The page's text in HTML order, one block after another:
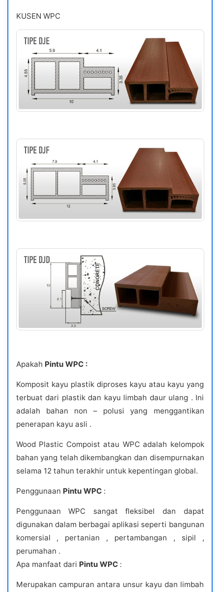
KUSEN WPC
Apakah Pintu WPC :
Komposit kayu plastik diproses kayu atau kayu yang
terbuat dari plastik dan kayu limbah daur ulang . Ini
adalah bahan non – polusi yang menggantikan
penerapan kayu asli .
Wood Plastic Compoist atau WPC adalah kelompok
bahan yang telah dikembangkan dan disempurnakan
selama 12 tahun terakhir untuk kepentingan global.
Penggunaan Pintu WPC:
Penggunaan WPC sangat fleksibel dan dapat
digunakan dalam berbagai aplikasi seperti bangunan
komersial , pertanian , pertambangan , sipil ,
perumahan .
Apa manfaat dari Pintu WPC:
Merupakan campuran antara unsur kayu dan limbah